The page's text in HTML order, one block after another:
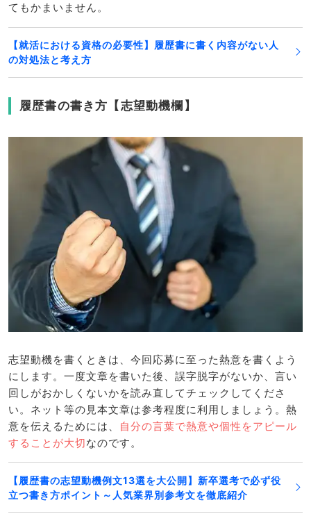
てもかまいません。
【就活における資格の必要性】履歴書に書く内容がない人
の対処法と考え方
履歴書の書き方【志望動機欄】
志望動機を書くときは、今回応募に至った熱意を書くよう
にします。一度文章を書いた後、誤字脱字がないか、言い
回しがおかしくないかを読み直してチェックしてくださ
い。ネット等の見本文章は参考程度に利用しましょう。熱
意を伝えるためには、
自分の言葉で熱意や個性をアピール
することが大切なのです。
【履歴書の志望動機例文13選を大公開】新卒選考で必ず役
立つ書き方ポイント～人気業界別参考文を徹底紹介